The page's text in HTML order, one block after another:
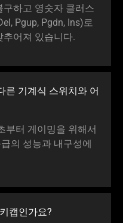
하고 영숫자 클러스
Pgup, Pgdn, Ins)로
추어져 있습니다.
른 기계식 스위치와 어
부터 게이밍을 위해서
의 성능과 내구성에
캡인가요?